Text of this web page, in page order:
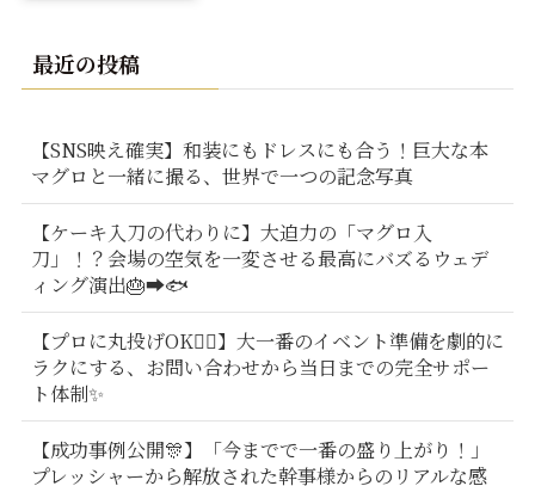
最近の投稿
【SNS映え確実】和装にもドレスにも合う！巨大な本
マグロと一緒に撮る、世界で一つの記念写真
【ケーキ入刀の代わりに】大迫力の「マグロ入
刀」！？会場の空気を一変させる最高にバズるウェデ
ィング演出🎂➡️🐟
【プロに丸投げOK🙆‍♂️】大一番のイベント準備を劇的に
ラクにする、お問い合わせから当日までの完全サポー
ト体制✨
【成功事例公開🎊】「今までで一番の盛り上がり！」
プレッシャーから解放された幹事様からのリアルな感